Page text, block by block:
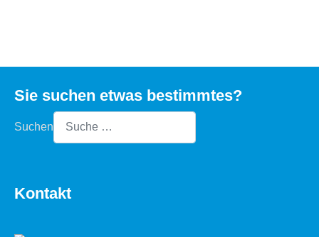
Sie suchen etwas bestimmtes?
Suchen
Kontakt